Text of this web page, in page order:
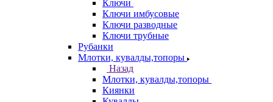
Ключи
Ключи имбусовые
Ключи разводные
Ключи трубные
Рубанки
Млотки, кувалды,топоры
Назад
Млотки, кувалды,топоры
Киянки